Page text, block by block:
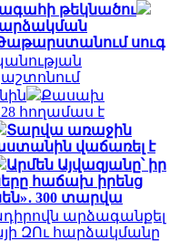
թեկնածու
Թաթարստանում սուգ
Քասախ
հողամաս է
Տարվա առաջին
վաճառել է
Արմեն Այվազյանը՝ իր
հաճախ իրենց
300 տարվա
արձագանքել
ԶՈւ հարձակմանը